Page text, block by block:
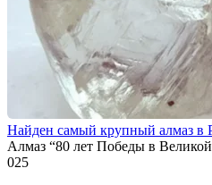
Найден самый крупный алмаз в
Алмаз “80 лет Победы в
025